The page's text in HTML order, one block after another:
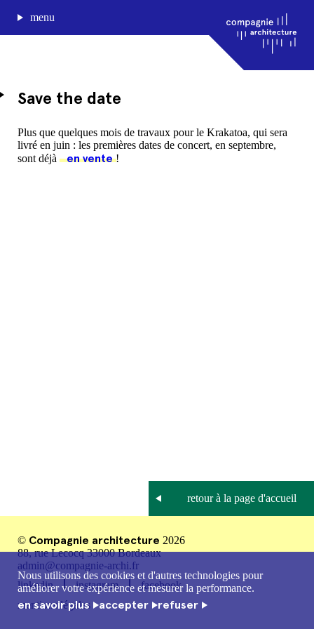
Nous utilisons des cookies et d'autres technologies pour
améliorer votre expérience et mesurer la performance.
en savoir plus accepter refuser
menu
journal de bord
projets
approche
Save the date
Plus que quelques mois de travaux pour le Krakatoa, qui sera
livré en juin : les premières dates de concert, en septembre,
sont déjà
en vente!
© Compagnie architecture 2026
88, rue Lecocq 33000 Bordeaux
admin@compagnie-archi.fr
linkedin
instagram
facebook
mentions légales